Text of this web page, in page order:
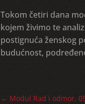
Tokom četiri dana
kojem živimo te
postignuća ženskog
budućnost,
← Modul Rad i odmor,